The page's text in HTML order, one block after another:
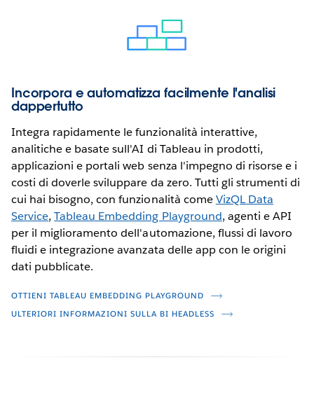
Incorpora e automatizza facilmente l'analisi
dappertutto
Integra rapidamente le funzionalità interattive,
analitiche e basate sull'AI di Tableau in prodotti,
applicazioni e portali web senza l'impegno di risorse e i
costi di doverle sviluppare da zero. Tutti gli strumenti di
cui hai bisogno, con funzionalità comeVizQL Data
Service,Tableau Embedding Playground, agenti e API
per il miglioramento dell'automazione, flussi di lavoro
fluidi e integrazione avanzata delle app con le origini
dati pubblicate.
OTTIENI TABLEAU EMBEDDING PLAYGROUND
ULTERIORI INFORMAZIONI SULLA BI HEADLESS